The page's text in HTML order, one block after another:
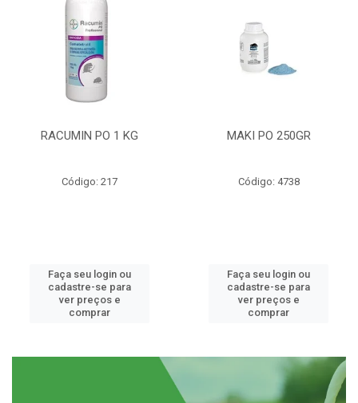
RACUMIN PO 1 KG
Código: 217
Faça seu login ou
cadastre-se para
ver preços e
comprar
MAKI PO 250GR
Código: 4738
Faça seu login ou
cadastre-se para
ver preços e
comprar